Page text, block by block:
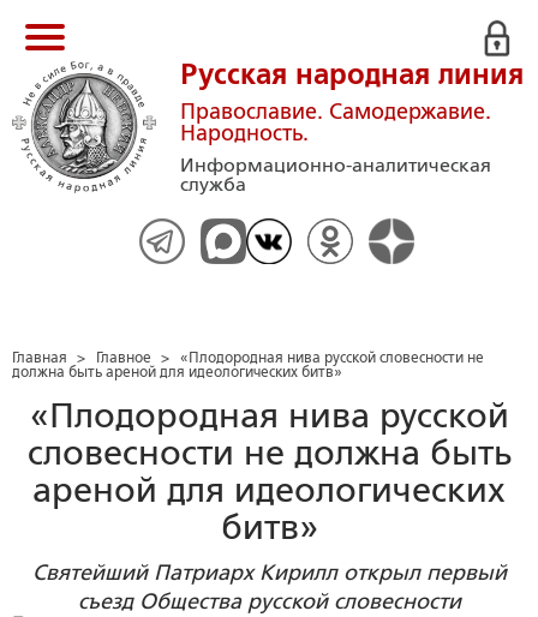
Русская народная линия
Православие. Самодержавие.
Народность.
Информационно-аналитическая
служба
Главная > Главное > «Плодородная нива русской словесности не
должна быть ареной для идеологических битв»
«Плодородная нива русской
словесности не должна быть
ареной для идеологических
битв»
Святейший Патриарх Кирилл открыл первый
съезд Общества русской словесности